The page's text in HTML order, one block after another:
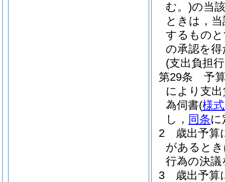
む。)の当
ときは，
するもの
の承認を
(支出負担
第29条
予
により支
為伺書(様
し， 同条
2
歳出予算
があると
行為の決
3
歳出予算